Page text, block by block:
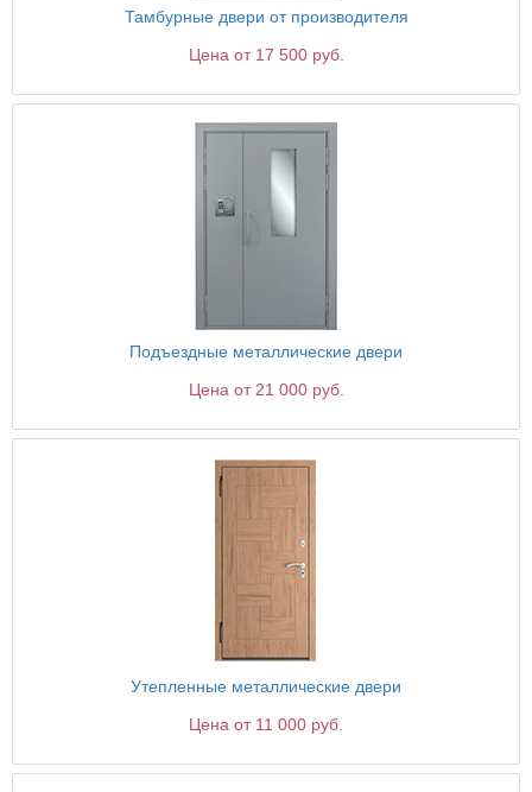
Тамбурные двери от производителя
Цена от 17 500 руб.
Подъездные металлические двери
Цена от 21 000 руб.
Утепленные металлические двери
Цена от 11 000 руб.